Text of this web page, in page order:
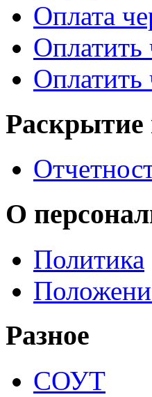
Оплата
Оплатить
Оплатить
О
Политика
Разное
СОУТ